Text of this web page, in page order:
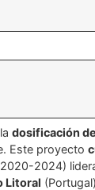
dosificación
Este proyecto
2024)
Litoral